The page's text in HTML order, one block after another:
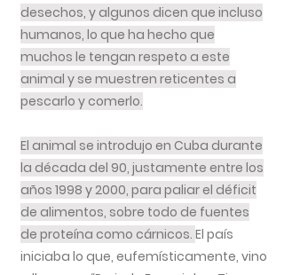
desechos, y algunos dicen que incluso
humanos, lo que ha hecho que
muchos le tengan respeto a este
animal y se muestren reticentes a
pescarlo y comerlo.
El animal se introdujo en Cuba durante
la década del 90, justamente entre los
años 1998 y 2000, para paliar el déficit
de alimentos, sobre todo de fuentes
de proteína como cárnicos. El país
iniciaba lo que, eufemísticamente, vino